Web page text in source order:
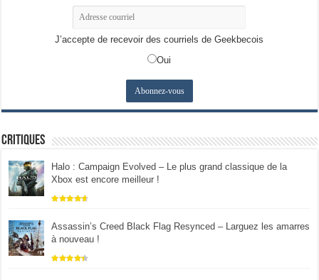
J’accepte de recevoir des courriels de Geekbecois
Oui
Critiques
Halo : Campaign Evolved – Le plus grand classique de la
Xbox est encore meilleur !
Assassin’s Creed Black Flag Resynced – Larguez les amarres
à nouveau !